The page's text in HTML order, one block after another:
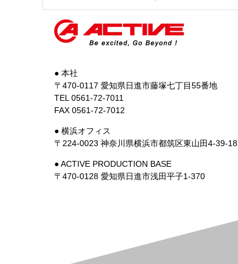
● 本社
〒470-0117 愛知県日進市藤塚七丁目55番地
TEL 0561-72-7011
FAX 0561-72-7012
● 横浜オフィス
〒224-0023 神奈川県横浜市都筑区東山田4-39-18
● ACTIVE PRODUCTION BASE
〒470-0128 愛知県日進市浅田平子1-370